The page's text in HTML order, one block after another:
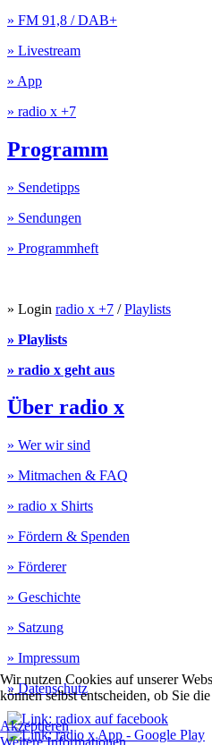
» FM 91,8 / DAB+
» Livestream
» App
» radio x +7
Programm
» Sendetipps
» Sendungen
» Programmheft
» Login radio x +7 /Playlists
» Playlists
» radio x geht aus
Über radio x
» Wer wir sind
» Mitmachen & FAQ
» radio x Shirts
» Fördern & Spenden
» Förderer
» Geschichte
» Satzung
» Impressum
» Datenschutz
Wir nutzen Cookies auf unserer
können selbst entscheiden, ob Sie
Akzeptieren
Weitere Informationen